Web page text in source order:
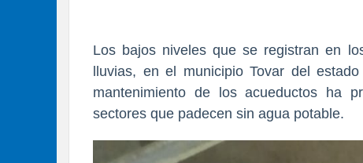
Los bajos niveles que se registran en
lluvias, en el municipio Tovar del
mantenimiento de los acueductos ha
sectores que padecen sin agua potable.